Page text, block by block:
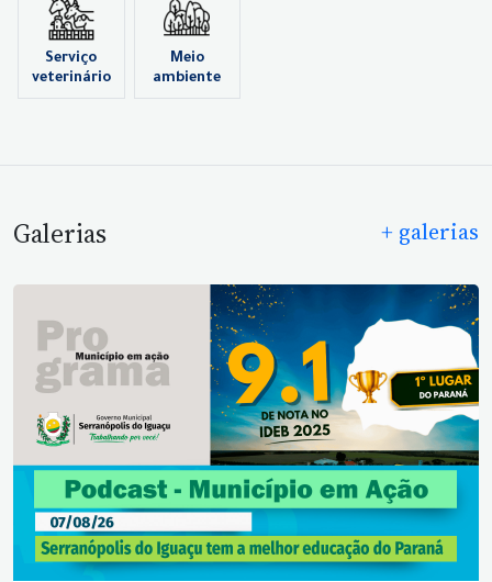
Serviço
veterinário
Meio
ambiente
Galerias + galerias